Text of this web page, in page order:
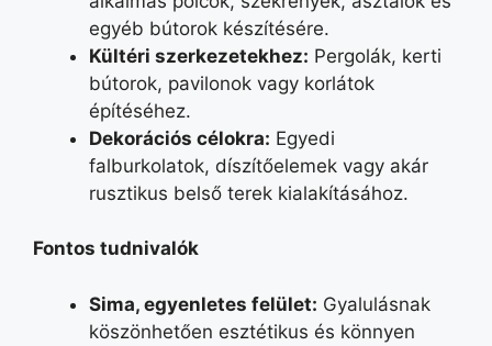
egyéb bútorok készítésére.
Kültéri szerkezetekhez: Pergolák, kerti
bútorok, pavilonok vagy korlátok
építéséhez.
Dekorációs célokra: Egyedi
falburkolatok, díszítőelemek vagy akár
rusztikus belső terek kialakításához.
Fontos tudnivalók
Sima, egyenletes felület: Gyalulásnak
köszönhetően esztétikus és könnyen